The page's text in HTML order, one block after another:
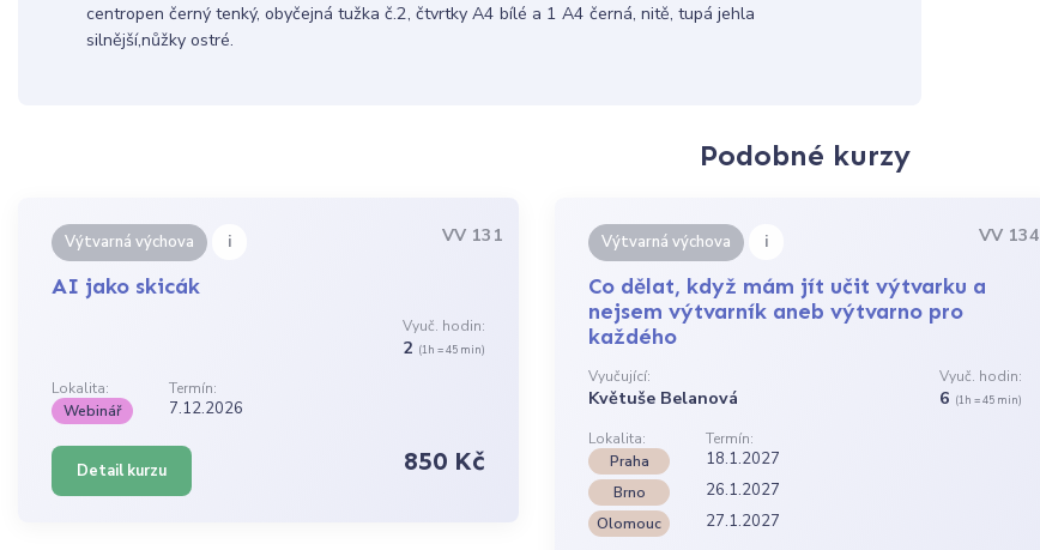
centropen černý tenký, obyčejná tužka č.2, čtvrtky A4 bílé a 1 A4 černá, nitě, tupá jehla
silnější,nůžky ostré.
Podobné kurzy
Výtvarná výchova i VV 131
AI jako skicák
Vyuč. hodin:
2 (1h = 45 min)
Lokalita:
Termín:
Webinář
7.12.2026
Detail kurzu 850 Kč
Výtvarná výchova i VV 134
Co dělat, když mám jít učit výtvarku a
nejsem výtvarník aneb výtvarno pro
každého
Vyučující:
Květuše Belanová
Vyuč. hodin:
6 (1h = 45 min)
Lokalita:
Termín:
Praha
18.1.2027
Brno 26.1.2027
Olomouc 27.1.2027